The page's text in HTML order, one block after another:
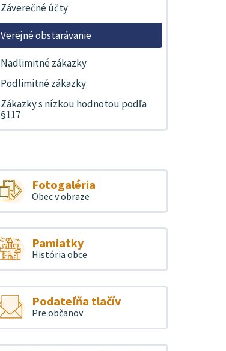
Záverečné účty
Verejné obstarávanie
Nadlimitné zákazky
Podlimitné zákazky
Zákazky s nízkou hodnotou podľa
§117
Fotogaléria
Obec v obraze
Pamiatky
História obce
Podateľňa tlačív
Pre občanov